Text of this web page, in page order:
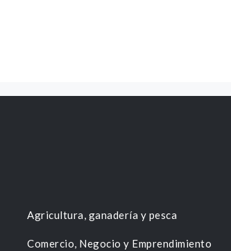
Agricultura, ganadería y pesca
Comercio, Negocio y Emprendimiento